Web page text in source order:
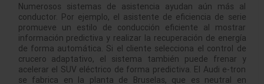
Numerosos sistemas de asistencia ayudan aún más al
conductor. Por ejemplo, el asistente de eficiencia de serie
promueve un estilo de conducción eficiente al mostrar
información predictiva y realizar la recuperación de energía
de forma automática. Si el cliente selecciona el control de
crucero adaptativo, el sistema también puede frenar y
acelerar el SUV eléctrico de forma predictiva. El Audi e-tron
se fabrica en la planta de Bruselas, que es neutral en